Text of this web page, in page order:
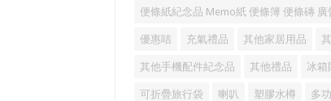
便條紙紀念品 Memo紙 便條簿 便條磚 廣
優惠咭 充氣禮品 其他家居用品
其他手機配件紀念品 其他禮品 冰箱
可折疊旅行袋 喇叭 塑膠水樽 多